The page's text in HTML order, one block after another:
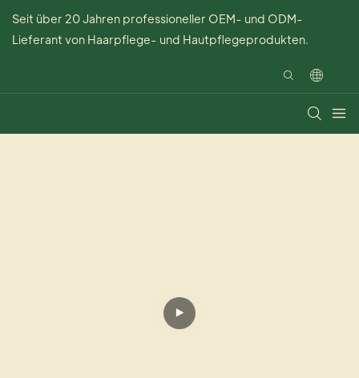
Seit über 20 Jahren professioneller OEM- und ODM-
Lieferant von Haarpflege- und Hautpflegeprodukten.